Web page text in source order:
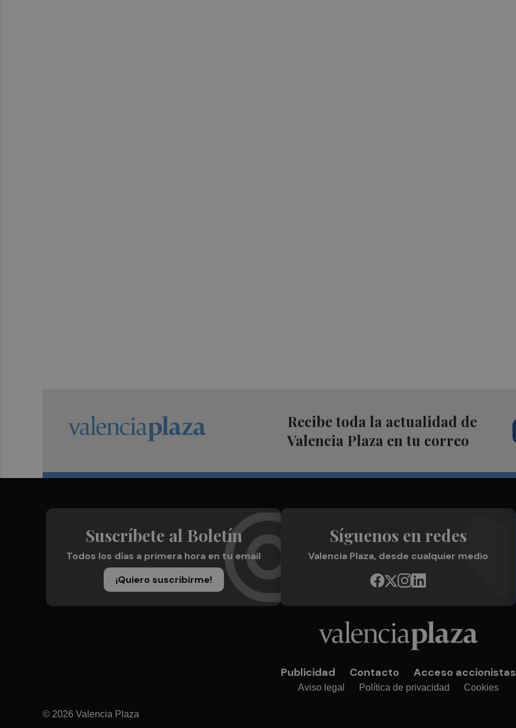
Recibe toda la actualidad de
Valencia Plaza en tu correo
Suscríbete al Boletín
Todos los días a primera hora en tu email
¡Quiero suscribirme!
Síguenos en redes
Valencia Plaza, desde cualquier medio
Publicidad Contacto Acceso accionistas
Aviso legal Política de privacidad Cookies
© 2026 Valencia Plaza